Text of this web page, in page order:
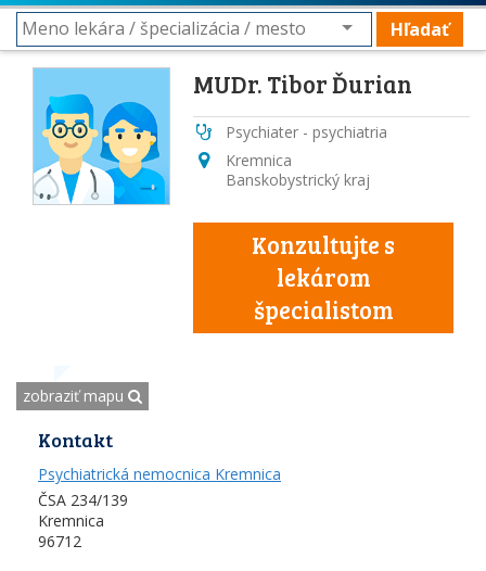
Hľadať
MUDr. Tibor Ďurian
Psychiater - psychiatria
Kremnica
Banskobystrický kraj
Konzultujte s
lekárom
špecialistom
zobraziť mapu
Kontakt
Psychiatrická nemocnica Kremnica
ČSA 234/139
Kremnica
96712